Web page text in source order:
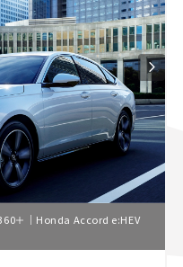
＋｜Honda Accord e:HEV